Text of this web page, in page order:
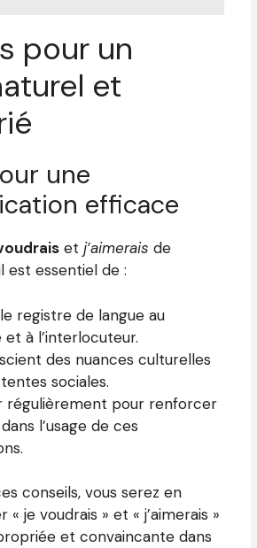
pour un
et
une
efficace
et j’aimerais de
est essentiel de :
registre de langue au
à l’interlocuteur.
des nuances culturelles
sociales.
régulièrement pour renforcer
l’usage de ces
conseils, vous serez en
« je voudrais » et « j’aimerais »
et convaincante dans